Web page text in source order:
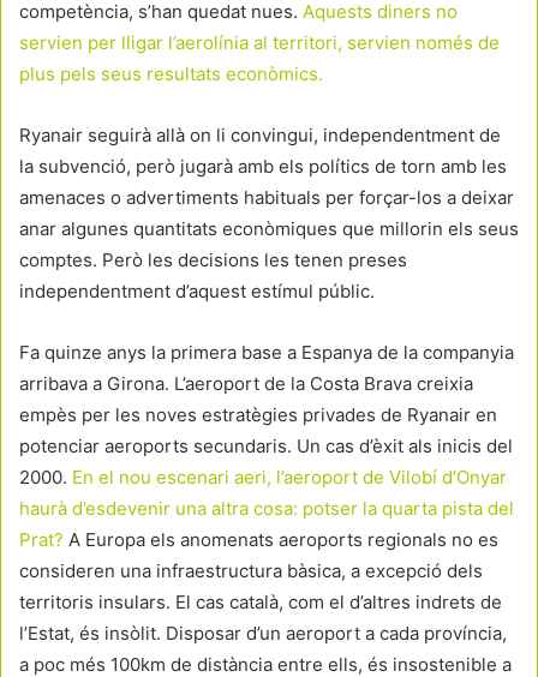
competència, s’han quedat nues. Aquests diners no
servien per lligar l’aerolínia al territori, servien només de
plus pels seus resultats econòmics.
Ryanair seguirà allà on li convingui, independentment de
la subvenció, però jugarà amb els polítics de torn amb les
amenaces o advertiments habituals per forçar-los a deixar
anar algunes quantitats econòmiques que millorin els seus
comptes. Però les decisions les tenen preses
independentment d’aquest estímul públic.
Fa quinze anys la primera base a Espanya de la companyia
arribava a Girona. L’aeroport de la Costa Brava creixia
empès per les noves estratègies privades de Ryanair en
potenciar aeroports secundaris. Un cas d’èxit als inicis del
2000. En el nou escenari aeri, l’aeroport de Vilobí d’Onyar
haurà d’esdevenir una altra cosa: potser la quarta pista del
Prat? A Europa els anomenats aeroports regionals no es
consideren una infraestructura bàsica, a excepció dels
territoris insulars. El cas català, com el d’altres indrets de
l’Estat, és insòlit. Disposar d’un aeroport a cada província,
a poc més 100km de distància entre ells, és insostenible a